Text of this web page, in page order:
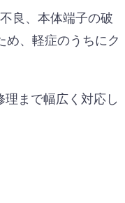
良、本体端子の破
、軽症のうちにク
まで幅広く対応し